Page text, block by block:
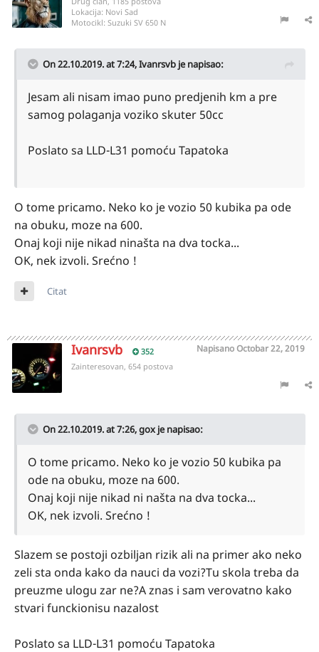
Lokacija: Novi Sad
Motocikl: Suzuki SV 650 N
On 22.10.2019. at 7:24,Ivanrsvb je napisao:
Jesam ali nisam imao puno predjenih km a pre
samog polaganja voziko skuter 50cc
Poslato sa LLD-L31 pomoću Tapatoka
O tome pricamo. Neko ko je vozio 50 kubika pa ode
na obuku, moze na 600.
Onaj koji nije nikad ninašta na dva tocka...
OK, nek izvoli. Srećno !
Citat
Ivanrsvb 352 NapisanoOctobar 22, 2019
Zainteresovan, 654 postova
On 22.10.2019. at 7:26,goxje napisao:
O tome pricamo. Neko ko je vozio 50 kubika pa
ode na obuku, moze na 600.
Onaj koji nije nikad ni našta na dva tocka...
OK, nek izvoli. Srećno !
Slazem se postoji ozbiljan rizik ali na primer ako neko
zeli sta onda kako da nauci da vozi?Tu skola treba da
preuzme ulogu zar ne?A znas i sam verovatno kako
stvari funckionisu nazalost
Poslato sa LLD-L31 pomoću Tapatoka